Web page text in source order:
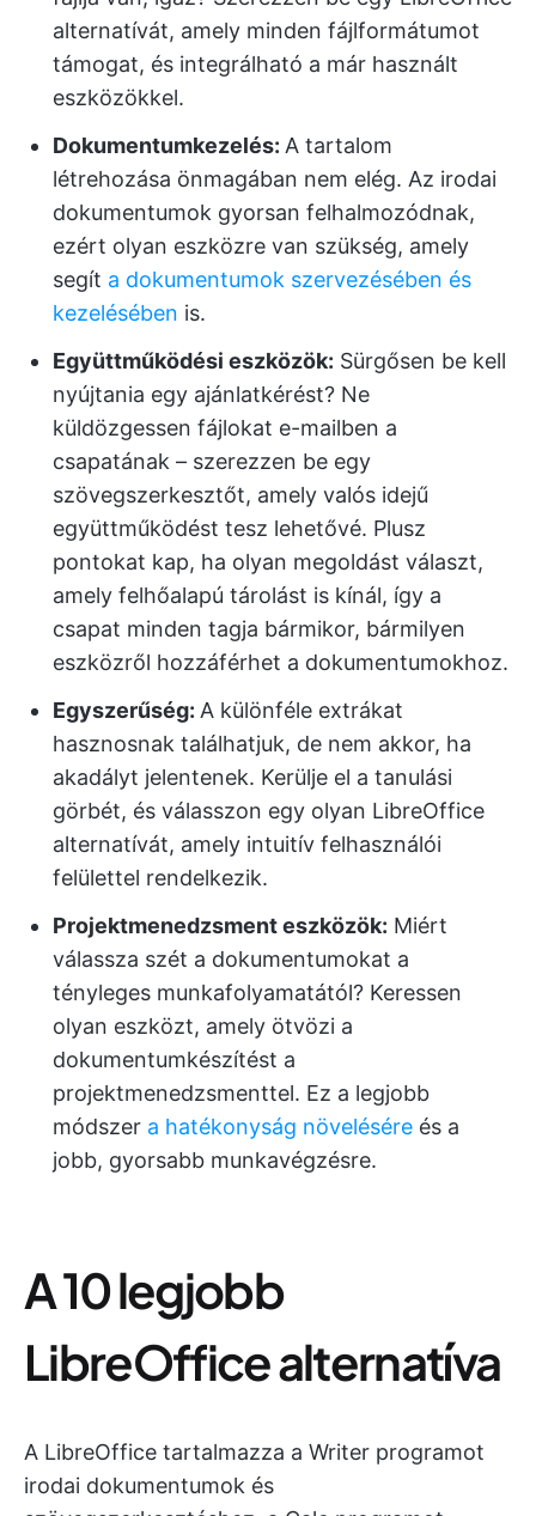
alternatívát, amely minden fájlformátumot
támogat, és integrálható a már használt
eszközökkel.
Dokumentumkezelés: A tartalom
létrehozása önmagában nem elég. Az irodai
dokumentumok gyorsan felhalmozódnak,
ezért olyan eszközre van szükség, amely
segít a dokumentumok szervezésében és
kezelésében is.
Együttműködési eszközök: Sürgősen be kell
nyújtania egy ajánlatkérést? Ne
küldözgessen fájlokat e-mailben a
csapatának – szerezzen be egy
szövegszerkesztőt, amely valós idejű
együttműködést tesz lehetővé. Plusz
pontokat kap, ha olyan megoldást választ,
amely felhőalapú tárolást is kínál, így a
csapat minden tagja bármikor, bármilyen
eszközről hozzáférhet a dokumentumokhoz.
Egyszerűség: A különféle extrákat
hasznosnak találhatjuk, de nem akkor, ha
akadályt jelentenek. Kerülje el a tanulási
görbét, és válasszon egy olyan LibreOffice
alternatívát, amely intuitív felhasználói
felülettel rendelkezik.
Projektmenedzsment eszközök: Miért
válassza szét a dokumentumokat a
tényleges munkafolyamatától? Keressen
olyan eszközt, amely ötvözi a
dokumentumkészítést a
projektmenedzsmenttel. Ez a legjobb
módszer a hatékonyság növelésére és a
jobb, gyorsabb munkavégzésre.
A 10 legjobb
LibreOffice alternatíva
A LibreOffice tartalmazza a Writer programot
irodai dokumentumok és